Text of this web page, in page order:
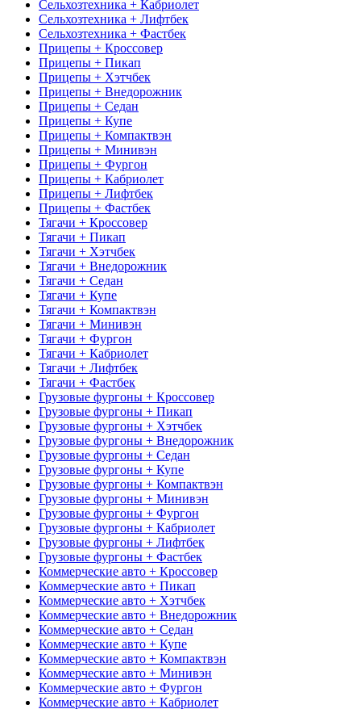
Сельхозтехника + Кабриолет
Сельхозтехника + Лифтбек
Сельхозтехника + Фастбек
Прицепы + Кроссовер
Прицепы + Пикап
Прицепы + Хэтчбек
Прицепы + Внедорожник
Прицепы + Седан
Прицепы + Купе
Прицепы + Компактвэн
Прицепы + Минивэн
Прицепы + Фургон
Прицепы + Кабриолет
Прицепы + Лифтбек
Прицепы + Фастбек
Тягачи + Кроссовер
Тягачи + Пикап
Тягачи + Хэтчбек
Тягачи + Внедорожник
Тягачи + Седан
Тягачи + Купе
Тягачи + Компактвэн
Тягачи + Минивэн
Тягачи + Фургон
Тягачи + Кабриолет
Тягачи + Лифтбек
Тягачи + Фастбек
Грузовые фургоны + Кроссовер
Грузовые фургоны + Пикап
Грузовые фургоны + Хэтчбек
Грузовые фургоны + Внедорожник
Грузовые фургоны + Седан
Грузовые фургоны + Купе
Грузовые фургоны + Компактвэн
Грузовые фургоны + Минивэн
Грузовые фургоны + Фургон
Грузовые фургоны + Кабриолет
Грузовые фургоны + Лифтбек
Грузовые фургоны + Фастбек
Коммерческие авто + Кроссовер
Коммерческие авто + Пикап
Коммерческие авто + Хэтчбек
Коммерческие авто + Внедорожник
Коммерческие авто + Седан
Коммерческие авто + Купе
Коммерческие авто + Компактвэн
Коммерческие авто + Минивэн
Коммерческие авто + Фургон
Коммерческие авто + Кабриолет